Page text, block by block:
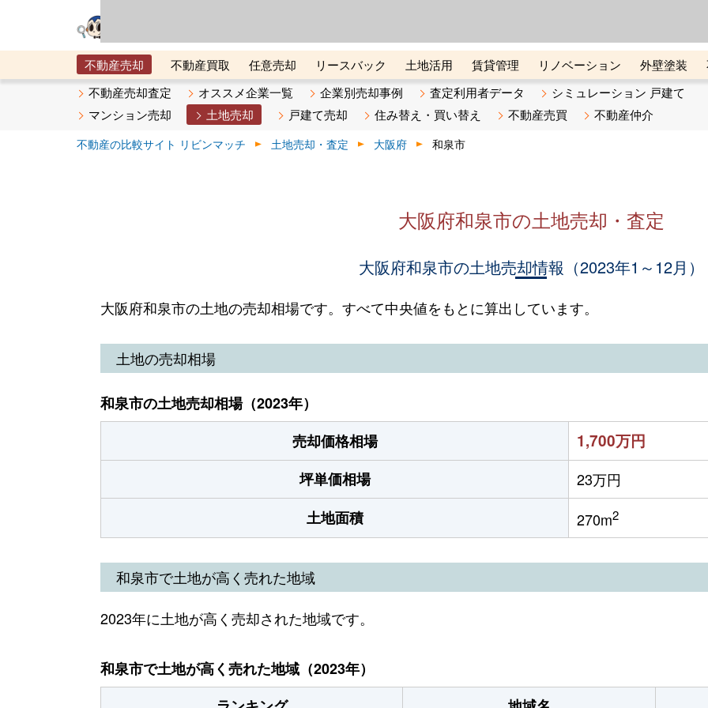
不動産売却 不動産買取 任意売却 リースバック 土地活用 賃貸管理 リノベーション 外壁塗装
メタ住宅展示場
ベスト不動産カンパニー オンライン講座 リビンマガジンBiz 不動産売却ご相談デスク
不動産売却査定 オススメ企業一覧 企業別売却事例 査定利用者データ
シミュレーション 戸建て
マンション売却
土地売却 戸建て売却 住み替え・買い替え 不動産売買 不動産仲介
不動産の比較サイト リビンマッチ 土地売却・査定 大阪府 和泉市
大阪府和泉市の土地売却・査定
大阪府和泉市の土地売却情報（2023年1～12月）
大阪府和泉市の土地の売却相場です。すべて中央値をもとに算出しています。
土地の売却相場
和泉市の土地売却相場（2023年）
売却価格相場
1,700万円
坪単価相場
23万円
土地面積
270m2
和泉市で土地が高く売れた地域
2023年に土地が高く売却された地域です。
和泉市で土地が高く売れた地域（2023年）